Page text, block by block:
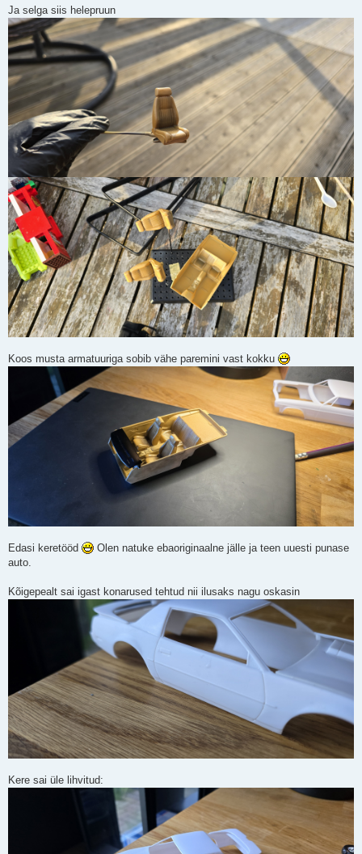
Ja selga siis helepruun
Koos musta armatuuriga sobib vähe paremini vast kokku
Edasi keretööd
Olen natuke ebaoriginaalne jälle ja teen uuesti punase
auto.
Kõigepealt sai igast konarused tehtud nii ilusaks nagu oskasin
Kere sai üle lihvitud: